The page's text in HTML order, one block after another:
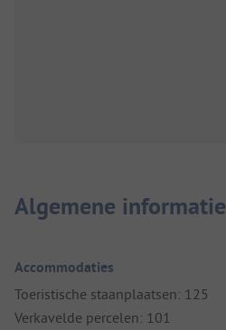
Algemene informatie
Accommodaties
Toeristische staanplaatsen: 125
Verkavelde percelen: 101